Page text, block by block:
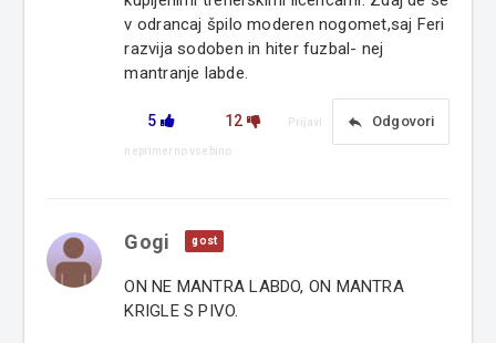
v odrancaj špilo moderen nogomet,saj Feri
razvija sodoben in hiter fuzbal- nej
mantranje labde.
5 12 reply Odgovori
Prijavi
neprimerno vsebino
Gogi gost
ON NE MANTRA LABDO, ON MANTRA
KRIGLE S PIVO.